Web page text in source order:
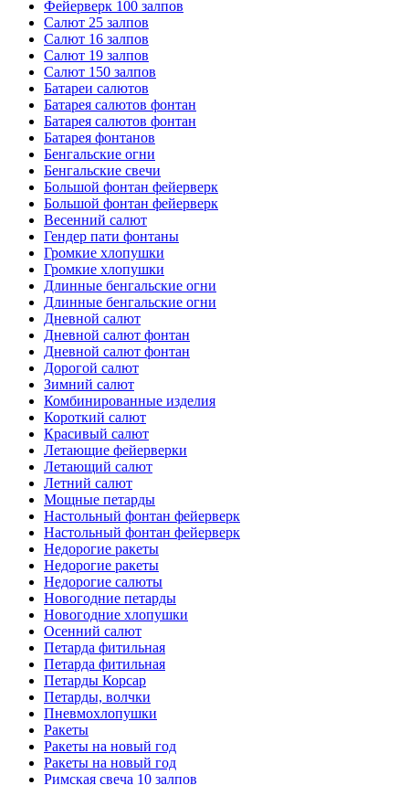
Фейерверк 100 залпов
Салют 25 залпов
Салют 16 залпов
Салют 19 залпов
Салют 150 залпов
Батареи салютов
Батарея салютов фонтан
Батарея салютов фонтан
Батарея фонтанов
Бенгальские огни
Бенгальские свечи
Большой фонтан фейерверк
Большой фонтан фейерверк
Весенний салют
Гендер пати фонтаны
Громкие хлопушки
Громкие хлопушки
Длинные бенгальские огни
Длинные бенгальские огни
Дневной салют
Дневной салют фонтан
Дневной салют фонтан
Дорогой салют
Зимний салют
Комбинированные изделия
Короткий салют
Красивый салют
Летающие фейерверки
Летающий салют
Летний салют
Мощные петарды
Настольный фонтан фейерверк
Настольный фонтан фейерверк
Недорогие ракеты
Недорогие ракеты
Недорогие салюты
Новогодние петарды
Новогодние хлопушки
Осенний салют
Петарда фитильная
Петарда фитильная
Петарды Корсар
Петарды, волчки
Пневмохлопушки
Ракеты
Ракеты на новый год
Ракеты на новый год
Римская свеча 10 залпов